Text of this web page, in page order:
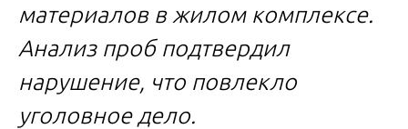
материалов в жилом комплексе.
Анализ проб подтвердил
нарушение, что повлекло
уголовное дело.